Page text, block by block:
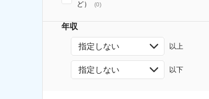
ど）
(0)
年収
指定しない 以上
指定しない 以下